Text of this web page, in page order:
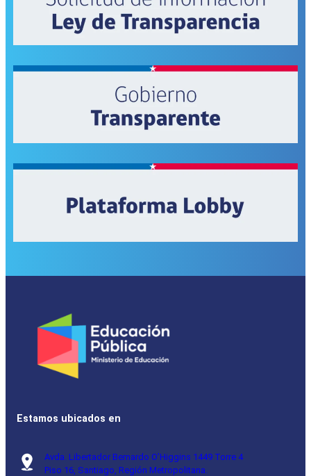
Estamos ubicados en
Avda. Libertador Bernardo O’Higgins 1449 Torre 4
Piso 16, Santiago, Región Metropolitana.